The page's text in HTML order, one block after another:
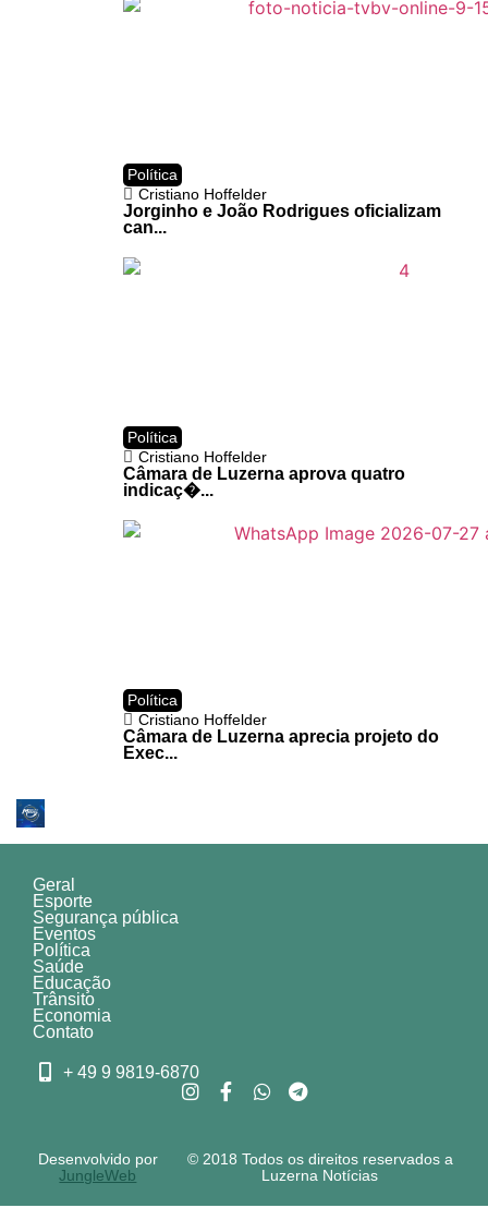
Política
Cristiano Hoffelder
Jorginho e João Rodrigues oficializam
can...
Política
Cristiano Hoffelder
Câmara de Luzerna aprova quatro
indicaç�...
Política
Cristiano Hoffelder
Câmara de Luzerna aprecia projeto do
Exec...
Geral
Esporte
Segurança pública
Eventos
Política
Saúde
Educação
Trânsito
Economia
Contato
+ 49 9 9819-6870
© 2018 Todos os direitos reservados a
Luzerna Notícias
Desenvolvido por
JungleWeb